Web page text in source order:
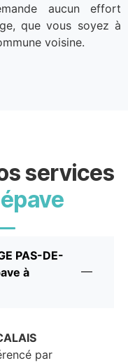
aucun effort
que vous soyez à
voisine.
services
PAS-DE-
à
par